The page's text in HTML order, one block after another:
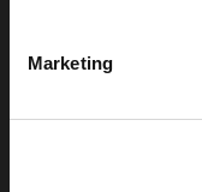
Marketing
Evenimente